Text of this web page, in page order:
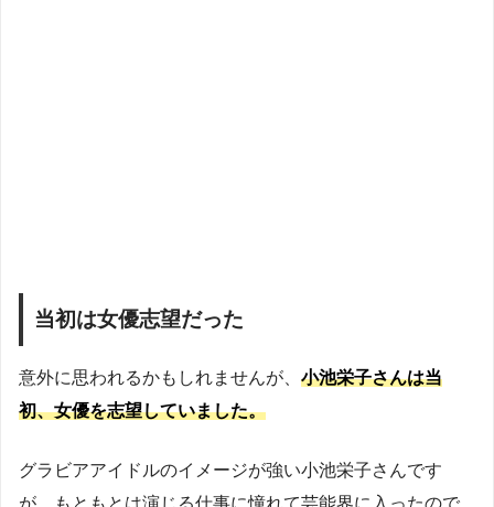
当初は女優志望だった
意外に思われるかもしれませんが、 小池栄子さんは当
初、女優を志望していました。
グラビアアイドルのイメージが強い小池栄子さんです
が、もともとは演じる仕事に憧れて芸能界に入ったので